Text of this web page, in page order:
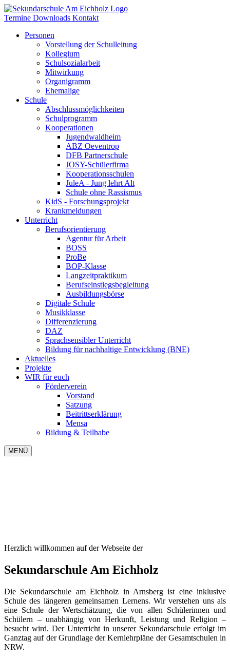
Termine Downloads Kontakt
Personen
Vorstellung der Schulleitung
Kollegium
Schulsozialarbeit
Mitwirkung
Organigramm
Ehemalige
Schule
Abschlussmöglichkeiten
Schulprogramm
Kooperationen
Jugendwaldheim
ABZ Oeventrop
DFB Partnerschule
JOSY-Schülerfirma
Kooperationsschulen
JuleA - Jung lehrt Alt
Schule ohne Rassismus
KidS - Forschungsprojekt
Krankmeldungen
Unterricht
Berufsorientierung
Agentur für Arbeit
BOSS
ProBe
BOP-Klasse
Langzeitpraktikum
Berufseinstiegsbegleitung
Ausbildungsbörse
Digitale Schule
Musikklasse
Differenzierung
DAZ
Sprachsensibler Unterricht
Bildung für nachhaltige Entwicklung (BNE)
Aktuelles
Projekte
WIR für euch
Förderverein
Vorstand
Satzung
Beitrittserklärung
Mensa
Bildung & Teilhabe
MENÜ
Herzlich willkommen auf der Webseite der
Sekundarschule Am Eichholz
Die Sekundarschule am Eichholz in Arnsberg ist eine inklusive
Schule des längeren gemeinsamen Lernens. Wir verstehen uns als
eine Schule der Wertschätzung, die von allen Schülerinnen und
Schülern – unabhängig von Herkunft, Leistung und Religion –
besucht wird. Der Unterricht in unserer Sekundarschule erfolgt im
Ganztag auf der Grundlage der Kernlehrpläne der Gesamtschulen in
NRW.